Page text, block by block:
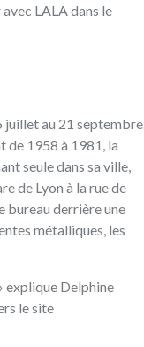
LALA dans le
juillet au 21 septembre.
de 1958 à 1981, la
seule dans sa ville,
de Lyon à la rue de
bureau derrière une
métalliques, les
explique Delphine
le site